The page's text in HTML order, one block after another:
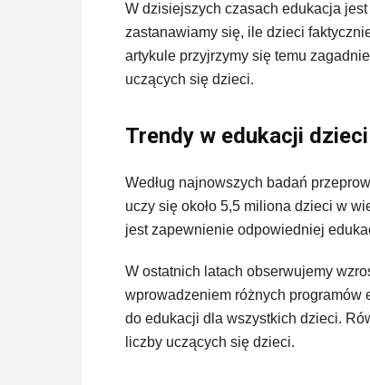
W dzisiejszych czasach edukacja
zastanawiamy się, ile dzieci
artykule przyjrzymy się temu
uczących się dzieci.
Trendy w edukacji dzieci
Według najnowszych badań
uczy się około 5,5 miliona dzieci w
jest zapewnienie odpowiedniej
W ostatnich latach obserwujemy
wprowadzeniem różnych programów
do edukacji dla wszystkich dzieci.
liczby uczących się dzieci.